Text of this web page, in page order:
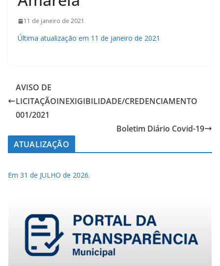
11 de janeiro de 2021
Última atualização em 11 de janeiro de 2021
AVISO DE
LICITAÇÃOINEXIGIBILIDADE/CREDENCIAMENTO
001/2021
Boletim Diário Covid-19
ATUALIZAÇÃO
Em 31 de JULHO de 2026.